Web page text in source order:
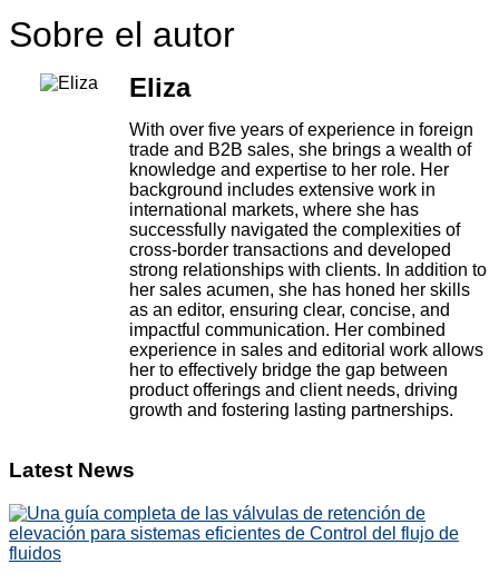
Sobre el autor
Eliza
With over five years of experience in foreign
trade and B2B sales, she brings a wealth of
knowledge and expertise to her role. Her
background includes extensive work in
international markets, where she has
successfully navigated the complexities of
cross-border transactions and developed
strong relationships with clients. In addition to
her sales acumen, she has honed her skills
as an editor, ensuring clear, concise, and
impactful communication. Her combined
experience in sales and editorial work allows
her to effectively bridge the gap between
product offerings and client needs, driving
growth and fostering lasting partnerships.
Latest News